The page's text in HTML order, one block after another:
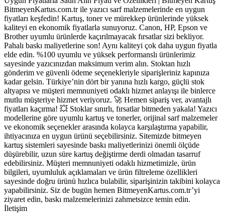
BitmeyenKartus.com.tr ile yazıcı sarf malzemelerinde en uygun
fiyatları keşfedin! Kartuş, toner ve mürekkep ürünlerinde yüksek
kaliteyi en ekonomik fiyatlarla sunuyoruz. Canon, HP, Epson ve
Brother uyumlu ürünlerde kaçırılmayacak fırsatlar sizi bekliyor.
Pahalı baskı maliyetlerine son! Aynı kaliteyi çok daha uygun fiyatla
elde edin. %100 uyumlu ve yüksek performanslı ürünlerimiz
sayesinde yazıcınızdan maksimum verim alın. Stoktan hızlı
gönderim ve güvenli ödeme seçenekleriyle siparişleriniz kapınıza
kadar gelsin. Türkiye’nin dört bir yanına hızlı kargo, güçlü stok
altyapısı ve müşteri memnuniyeti odaklı hizmet anlayışı ile binlerce
mutlu müşteriye hizmet veriyoruz. 🚀 Hemen sipariş ver, avantajlı
fiyatları kaçırma! 💥 Stoklar sınırlı, fırsatlar bitmeden yakala! Yazıcı
modellerine göre uyumlu kartuş ve tonerler, orijinal sarf malzemeler
ve ekonomik seçenekler arasında kolayca karşılaştırma yapabilir,
ihtiyacınıza en uygun ürünü seçebilirsiniz. Sitemizde bitmeyen
kartuş sistemleri sayesinde baskı maliyetlerinizi önemli ölçüde
düşürebilir, uzun süre kartuş değiştirme derdi olmadan tasarruf
edebilirsiniz. Müşteri memnuniyeti odaklı hizmetimizle, ürün
bilgileri, uyumluluk açıklamaları ve ürün filtreleme özellikleri
sayesinde doğru ürünü hızlıca bulabilir, siparişinizin takibini kolayca
yapabilirsiniz. Siz de bugün hemen BitmeyenKartus.com.tr’yi
ziyaret edin, baskı malzemelerinizi zahmetsizce temin edin.
İletişim